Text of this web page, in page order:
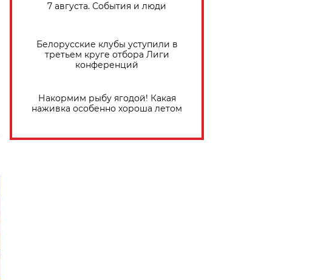
7 августа. События и люди
Белорусские клубы уступили в
третьем круге отбора Лиги
конференций
Накормим рыбу ягодой! Какая
наживка особенно хороша летом